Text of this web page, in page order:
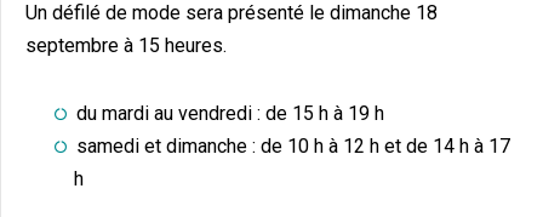
Un défilé de mode sera présenté le dimanche 18
septembre à 15 heures.
du mardi au vendredi : de 15 h à 19 h
samedi et dimanche : de 10 h à 12 h et de 14 h à 17
h